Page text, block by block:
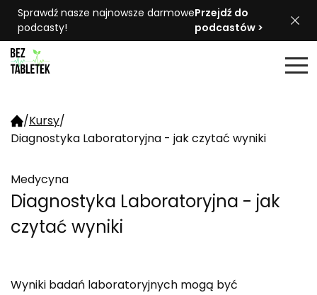
Sprawdź nasze najnowsze darmowe
podcasty!
Przejdź do
podcastów >
/Kursy/
Diagnostyka Laboratoryjna - jak czytać wyniki
Medycyna
Diagnostyka Laboratoryjna - jak
czytać wyniki
Wyniki badań laboratoryjnych mogą być